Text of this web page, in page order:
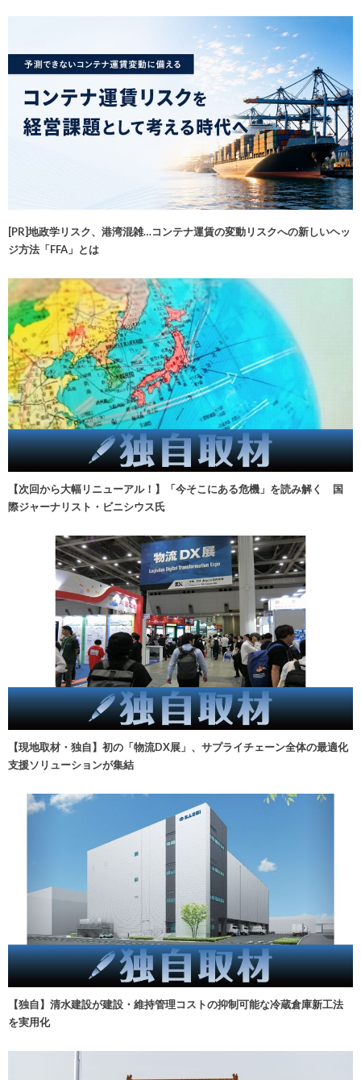
[PR]地政学リスク、港湾混雑…コンテナ運賃の変動リスクへの新しいヘッ
ジ方法「FFA」とは
【次回から大幅リニューアル！】「今そこにある危機」を読み解く 国
際ジャーナリスト・ビニシウス氏
【現地取材・独自】初の「物流DX展」、サプライチェーン全体の最適化
支援ソリューションが集結
【独自】清水建設が建設・維持管理コストの抑制可能な冷蔵倉庫新工法
を実用化